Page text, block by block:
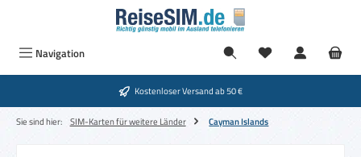
Zum Hauptinhalt springen
Navigation
Kostenloser Versand ab 50 €
Sie sind hier: SIM-Karten für weitere Länder Cayman Islands